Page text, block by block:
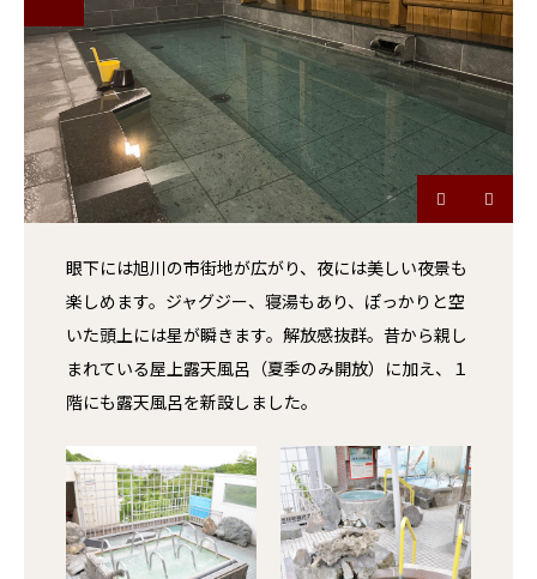
眼下には旭川の市街地が広がり、夜には美しい夜景も
楽しめます。ジャグジー、寝湯もあり、ぽっかりと空
いた頭上には星が瞬きます。解放感抜群。昔から親し
まれている屋上露天風呂（夏季のみ開放）に加え、１
階にも露天風呂を新設しました。